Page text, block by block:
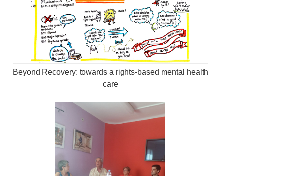
Beyond Recovery: towards a rights-based mental health
care